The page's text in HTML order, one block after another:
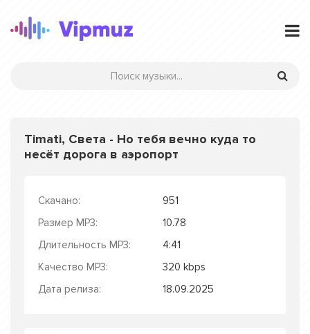
Timati, Света - Но тебя вечно куда то
несёт дорога в аэропорт
Скачано:
951
Размер MP3:
10.78
Длительность MP3:
4:41
Качество MP3:
320 kbps
Дата релиза:
18.09.2025